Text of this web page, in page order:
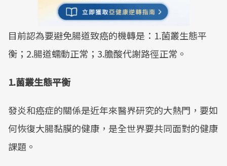
目前認為要避免腸道致癌的機轉是：1.菌叢生態平
衡；2.腸道蠕動正常；3.膽酸代謝路徑正常。
1.菌叢生態平衡
發炎和癌症的關係是近年來醫界研究的大熱門，要如
何恢復大腸黏膜的健康，是全世界要共同面對的健康
課題。